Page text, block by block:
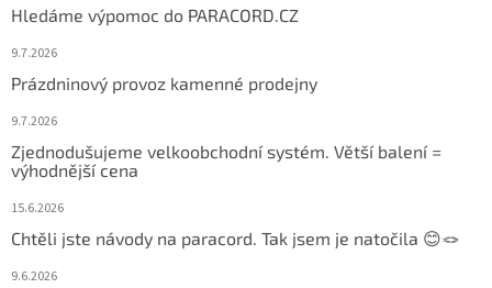
Hledáme výpomoc do PARACORD.CZ
9.7.2026
Prázdninový provoz kamenné prodejny
9.7.2026
Zjednodušujeme velkoobchodní systém. Větší balení =
výhodnější cena
15.6.2026
Chtěli jste návody na paracord. Tak jsem je natočila 😊🪢
9.6.2026